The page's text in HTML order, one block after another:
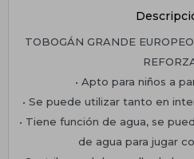
TOBOGÁN GRANDE
• Apto para niños a
• Se puede utilizar tanto en
• Tiene función de agua, se
de agua para jugar